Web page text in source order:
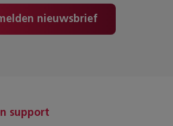
nieuwsbrief
support